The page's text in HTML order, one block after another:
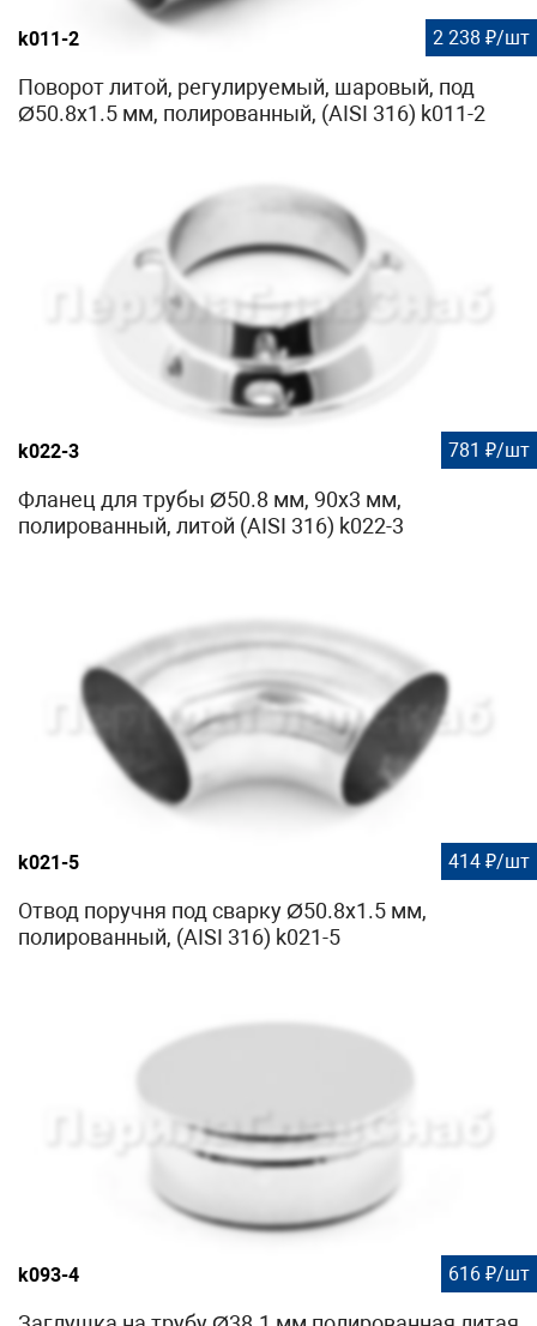
k011-2 2 238 ₽/шт
Поворот литой, регулируемый, шаровый, под
Ø50.8х1.5 мм, полированный, (AISI 316) k011-2
k022-3 781 ₽/шт
Фланец для трубы Ø50.8 мм, 90х3 мм,
полированный, литой (AISI 316) k022-3
k021-5 414 ₽/шт
Отвод поручня под сварку Ø50.8х1.5 мм,
полированный, (AISI 316) k021-5
k093-4 616 ₽/шт